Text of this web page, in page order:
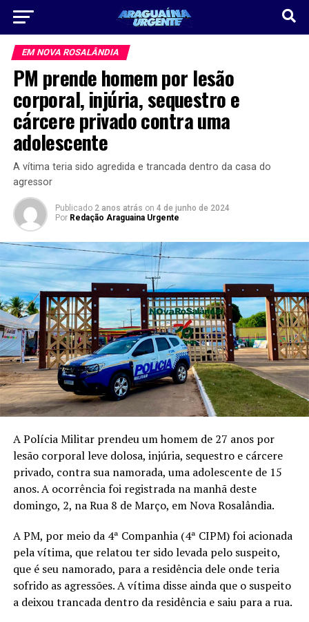
EM NOVA ROSALÂNDIA
PM prende homem por lesão
corporal, injúria, sequestro e
cárcere privado contra uma
adolescente
A vítima teria sido agredida e trancada dentro da casa do
agressor
Publicado 2 anos atrás on 4 de junho de 2024
Por Redação Araguaina Urgente
A Polícia Militar prendeu um homem de 27 anos por
lesão corporal leve dolosa, injúria, sequestro e cárcere
privado, contra sua namorada, uma adolescente de 15
anos. A ocorrência foi registrada na manhã deste
domingo, 2, na Rua 8 de Março, em Nova Rosalândia.
A PM, por meio da 4ª Companhia (4ª CIPM) foi acionada
pela vítima, que relatou ter sido levada pelo suspeito,
que é seu namorado, para a residência dele onde teria
sofrido as agressões. A vítima disse ainda que o suspeito
a deixou trancada dentro da residência e saiu para a rua.